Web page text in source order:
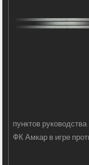
пунктов руководства
ФК Амкар в игре